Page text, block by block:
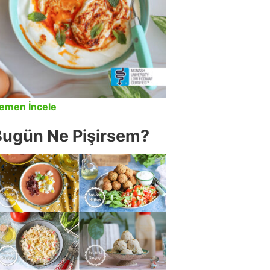
İncele
Ne Pişirsem?